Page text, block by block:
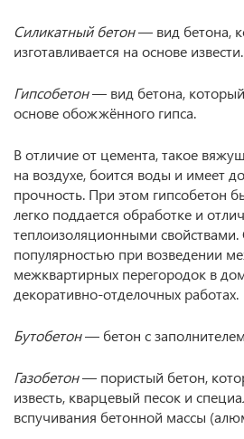
Силикатный бетон— вид бетона,
изготавливается на основе извести.
Гипсобетон— вид бетона,
основе обожжённого гипса.
В отличие от цемента, такое
на воздухе, боится воды и имеет
прочность. При этом гипсобетон
легко поддается обработке и
теплоизоляционными свойствами.
популярностью при возведении
межквартирных перегородок в
декоративно-отделочных работах.
Бутобетон— бетон с
Газобетон— пористый бетон,
известь, кварцевый песок и
вспучивания бетонной массы